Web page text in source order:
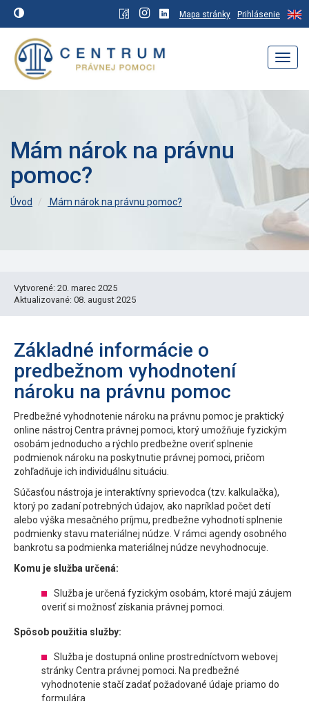
Mapa stránky Prihlásenie
Mám nárok na právnu
pomoc?
Úvod Mám nárok na právnu pomoc?
Vytvorené: 20. marec 2025
Aktualizované: 08. august 2025
Základné informácie o
predbežnom vyhodnotení
nároku na právnu pomoc
Predbežné vyhodnotenie nároku na právnu pomoc je praktický
online nástroj Centra právnej pomoci, ktorý umožňuje fyzickým
osobám jednoducho a rýchlo predbežne overiť splnenie
podmienok nároku na poskytnutie právnej pomoci, pričom
zohľadňuje ich individuálnu situáciu.
Súčasťou nástroja je interaktívny sprievodca (tzv. kalkulačka),
ktorý po zadaní potrebných údajov, ako napríklad počet detí
alebo výška mesačného príjmu, predbežne vyhodnotí splnenie
podmienky stavu materiálnej núdze. V rámci agendy osobného
bankrotu sa podmienka materiálnej núdze nevyhodnocuje.
Komu je služba určená:
Služba je určená fyzickým osobám, ktoré majú záujem
overiť si možnosť získania právnej pomoci.
Spôsob použitia služby:
Služba je dostupná online prostredníctvom webovej
stránky Centra právnej pomoci. Na predbežné
vyhodnotenie stačí zadať požadované údaje priamo do
formulára.